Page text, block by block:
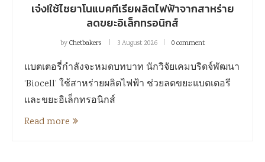
เจ๋ง!ใช้ไซยาโนแบคทีเรียผลิตไฟฟ้าจากสาหร่าย
ลดขยะอิเล็กทรอนิกส์
byChetbakers 3 August 2026 0 comment
แบตเตอรี่กำลังจะหมดบทบาท นักวิจัยเคมบริดจ์พัฒนา
‘Biocell’ ใช้สาหร่ายผลิตไฟฟ้า ช่วยลดขยะแบตเตอรี
และขยะอิเล็กทรอนิกส์
Read more